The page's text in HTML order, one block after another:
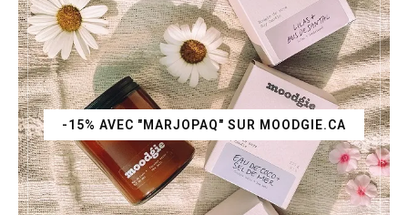
-15% AVEC "MARJOPAQ" SUR MOODGIE.CA